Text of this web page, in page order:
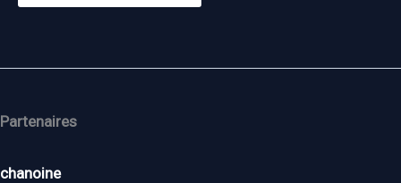
Partenaires
chanoine